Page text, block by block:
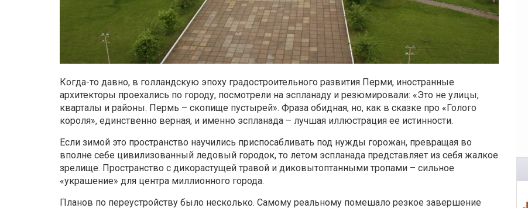
Когда-то давно, в голландскую эпоху градостроительного развития Перми, иностранные
архитекторы проехались по городу, посмотрели на эспланаду и резюмировали: «Это не улицы,
кварталы и районы. Пермь – скопище пустырей». Фраза обидная, но, как в сказке про «Голого
короля», единственно верная, и именно эспланада – лучшая иллюстрация ее истинности.
Если зимой это пространство научились приспосабливать под нужды горожан, превращая во
вполне себе цивилизованный ледовый городок, то летом эспланада представляет из себя жалкое
зрелище. Пространство с дикорастущей травой и диковытоптанными тропами – сильное
«украшение» для центра миллионного города.
Планов по переустройству было несколько. Самому реальному помешало резкое завершение